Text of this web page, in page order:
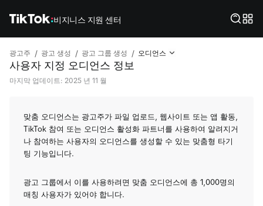
비지니스 지원 센터
광고주 / 광고 생성 / 광고 그룹 생성 / 오디언스
사용자 지정 오디언스 정보
마지막 업데이트: 2025 년 11 월
맞춤 오디언스는 광고주가 파일 업로드, 웹사이트 또는 앱 활동,
TikTok 참여 또는 오디언스 활성화 파트너를 사용하여 알려지거
나 참여하는 사용자의 오디언스를 생성할 수 있는 맞춤형 타기
팅 기능입니다.
광고 그룹에서 이를 사용하려면 맞춤 오디언스에 총 1,000명의
매칭 사용자가 있어야 합니다.